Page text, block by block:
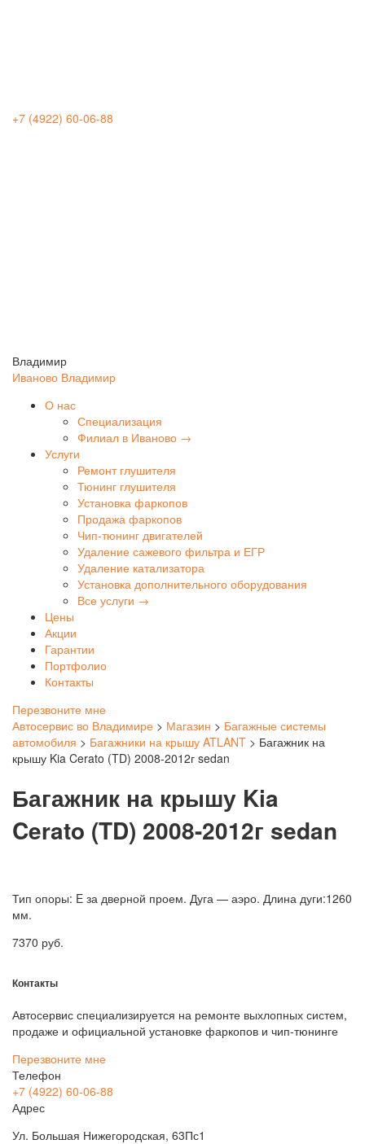
+7 (4922) 60-06-88
Владимир
Иваново Владимир
О нас
Специализация
Филиал в Иваново →
Услуги
Ремонт глушителя
Тюнинг глушителя
Установка фаркопов
Продажа фаркопов
Чип-тюнинг двигателей
Удаление сажевого фильтра и ЕГР
Удаление катализатора
Установка дополнительного оборудования
Все услуги →
Цены
Акции
Гарантии
Портфолио
Контакты
Перезвоните мне
Автосервис во Владимире > Магазин > Багажные системы
автомобиля > Багажники на крышу ATLANT > Багажник на
крышу Kia Cerato (TD) 2008-2012г sedan
Багажник на крышу Kia
Cerato (TD) 2008-2012г sedan
Тип опоры: E за дверной проем. Дуга — аэро. Длина дуги:1260
мм.
7370 руб.
Контакты
Автосервис специализируется на ремонте выхлопных систем,
продаже и официальной установке фаркопов и чип-тюнинге
Перезвоните мне
Телефон
+7 (4922) 60-06-88
Адрес
Ул. Большая Нижегородская, 63Пс1